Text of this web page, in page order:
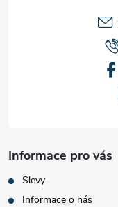
Informace pro vás
Slevy
Informace o nás